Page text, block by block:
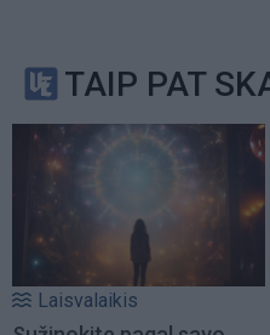
TAIP PAT
Laisvalaikis